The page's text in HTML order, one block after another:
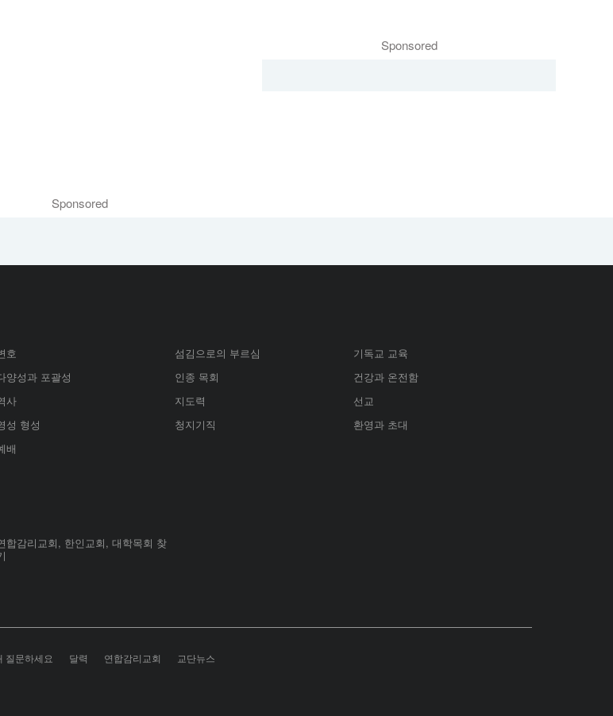
Sponsored
Sponsored
호 섬김으로의 부르심
기독교 교육
양성과 포괄성 인종 목회
건강과 온전함
사 지도력
선교
성 형성 청지기직
환영과 초대
배
합감리교회, 한인교회, 대학목회 찾
질문하세요 달력 연합감리교회 교단뉴스